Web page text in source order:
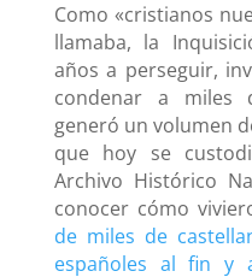
Como «cristianos
llamaba, la
años a perseguir,
condenar a miles
generó un volumen
que hoy se
Archivo Histórico
conocer cómo
de miles de
españoles al fin y